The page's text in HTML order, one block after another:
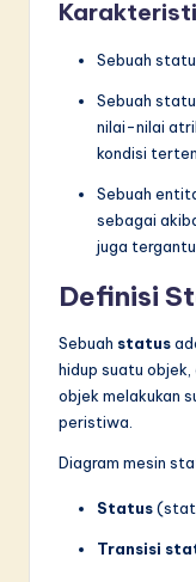
Sebuah
Sebuah
nilai-nilai
kondisi
Sebuah
sebagai
juga
Definisi
Sebuah status
hidup suatu
objek melakukan
peristiwa.
Diagram mesin
Status
Transisi